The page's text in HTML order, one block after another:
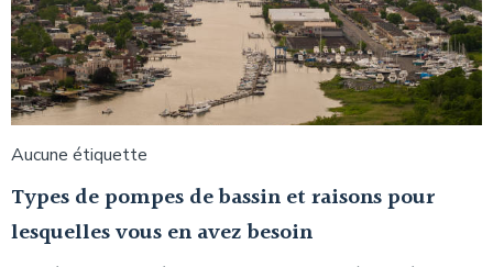
Aucune étiquette
Types de pompes de bassin et raisons pour
lesquelles vous en avez besoin